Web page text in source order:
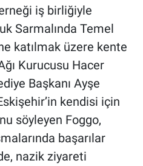
iş birliğiyle
Sarmalında Temel
katılmak üzere kente
Kurucusu Hacer
Başkanı Ayşe
kendisi için
söyleyen Foggo,
başarılar
nazik ziyareti